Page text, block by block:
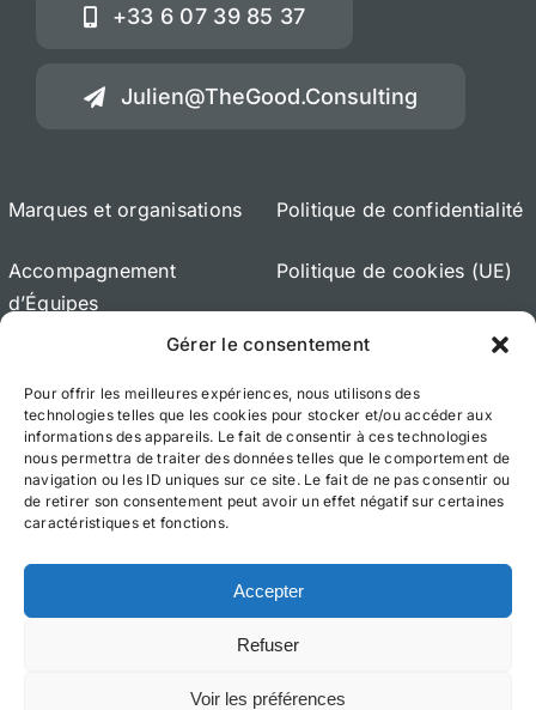
Gérer le consentement
Pour offrir les meilleures expériences, nous utilisons des
technologies telles que les cookies pour stocker et/ou accéder aux
informations des appareils. Le fait de consentir à ces technologies
nous permettra de traiter des données telles que le comportement de
navigation ou les ID uniques sur ce site. Le fait de ne pas consentir ou
de retirer son consentement peut avoir un effet négatif sur certaines
caractéristiques et fonctions.
Accepter
Refuser
Voir les préférences
+33 6 07 39 85 37
Julien@TheGood.Consulting
Marques et organisations
Accompagnement
d’Équipes
Dirigeants
À propos
Politique de confidentialité
Politique de cookies (UE)
© 2012 - 2026 •Avada Website Builderby
• All Rights Reserved • Powered by